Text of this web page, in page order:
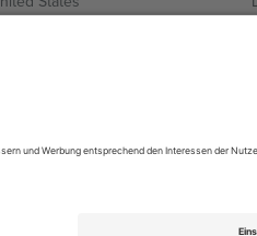
de México, CDMX, Mexico
©